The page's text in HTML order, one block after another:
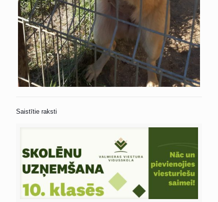
Saistītie raksti